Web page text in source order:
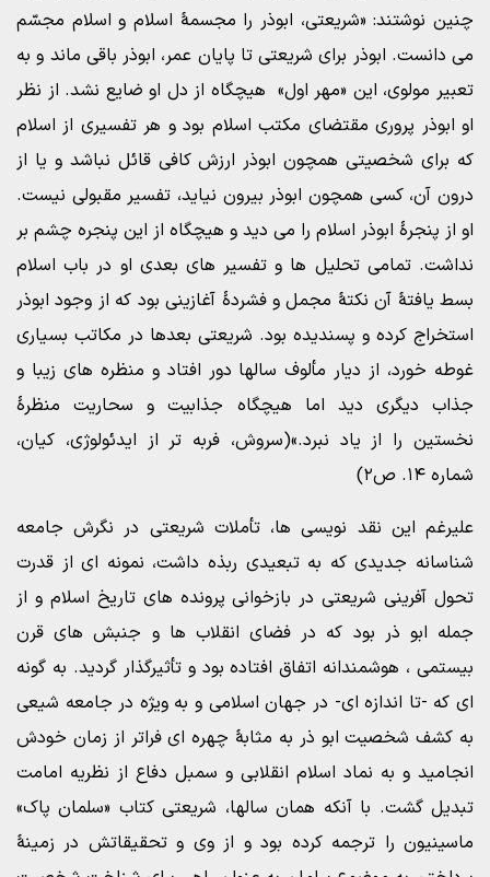
چنین نوشتند: «شریعتی، ابوذر را مجسمۀ اسلام و اسلام مجسّم
می دانست. ابوذر برای شریعتی تا پایان عمر، ابوذر باقی ماند و به
تعبیر مولوی، این «مهر اول» هیچگاه از دل او ضایع نشد. از نظر
او ابوذر پروری مقتضای مکتب اسلام بود و هر تفسیری از اسلام
که برای شخصیتی همچون ابوذر ارزش کافی قائل نباشد و یا از
درون آن، کسی همچون ابوذر بیرون نیاید، تفسیر مقبولی نیست.
او از پنجرۀ ابوذر اسلام را می دید و هیچگاه از این پنجره چشم بر
نداشت. تمامی تحلیل ها و تفسیر های بعدی او در باب اسلام
بسط یافتۀ آن نکتۀ مجمل و فشردۀ آغازینی بود که از وجود ابوذر
استخراج کرده و پسندیده بود. شریعتی بعدها در مکاتب بسیاری
غوطه خورد، از دیار مألوف سالها دور افتاد و منظره های زیبا و
جذاب دیگری دید اما هیچگاه جذابیت و سحاریت منظرۀ
نخستین را از یاد نبرد.»(سروش، فربه تر از ایدئولوژی، کیان،
شماره ۱۴. ص۲)
علیرغم این نقد نویسی ها، تأملات شریعتی در نگرش جامعه
شناسانه جدیدی که به تبعیدی ربذه داشت، نمونه ای از قدرت
تحول آفرینی شریعتی در بازخوانی پرونده های تاریخ اسلام و از
جمله ابو ذر بود که در فضای انقلاب ها و جنبش های قرن
بیستمی ، هوشمندانه اتفاق افتاده بود و تأثیرگذار گردید. به گونه
ای که -تا اندازه ای- در جهان اسلامی و به ویژه در جامعه شیعی
به کشف شخصیت ابو ذر به مثابۀ چهره ای فراتر از زمان خودش
انجامید و به نماد اسلام انقلابی و سمبل دفاع از نظریه امامت
تبدیل گشت. با آنکه همان سالها، شریعتی کتاب «سلمان پاک»
ماسینیون را ترجمه کرده بود و از وی و تحقیقاتش در زمینۀ